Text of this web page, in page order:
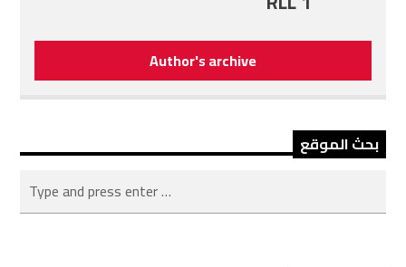
Author's archive
بحث الموقع